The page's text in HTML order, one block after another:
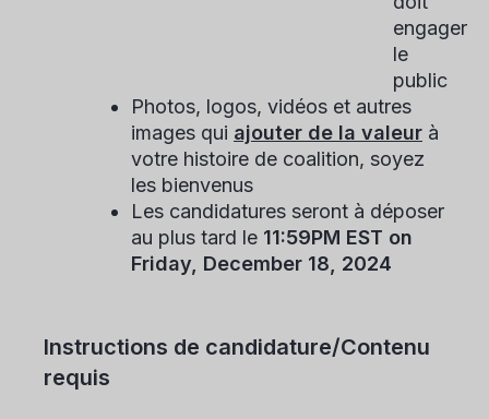
engager
le
public
Photos, logos, vidéos et autres
images qui ajouter de la valeur à
votre histoire de coalition, soyez
les bienvenus
Les candidatures seront à déposer
au plus tard le 11:59PM EST on
Friday, December 18, 2024
Instructions de candidature/Contenu
requis